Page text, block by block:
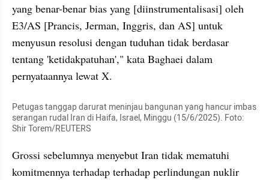
yang benar-benar bias yang [diinstrumentalisasi] oleh
E3/AS [Prancis, Jerman, Inggris, dan AS] untuk
menyusun resolusi dengan tuduhan tidak berdasar
tentang 'ketidakpatuhan'," kata Baghaei dalam
pernyataannya lewat X.
Petugas tanggap darurat meninjau bangunan yang hancur imbas
serangan rudal Iran di Haifa, Israel, Minggu (15/6/2025). Foto:
Shir Torem/REUTERS
Grossi sebelumnya menyebut Iran tidak mematuhi
komitmennya terhadap terhadap perlindungan nuklir